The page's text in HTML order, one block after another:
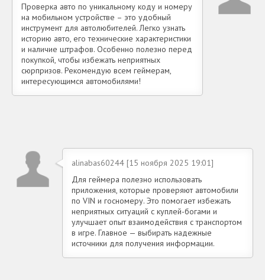
Проверка авто по уникальному коду и номеру
на мобильном устройстве – это удобный
инструмент для автолюбителей. Легко узнать
историю авто, его технические характеристики
и наличие штрафов. Особенно полезно перед
покупкой, чтобы избежать неприятных
сюрпризов. Рекомендую всем геймерам,
интересующимся автомобилями!
alinabas60244 [15 ноября 2025 19:01]
Для геймера полезно использовать
приложения, которые проверяют автомобили
по VIN и госномеру. Это помогает избежать
неприятных ситуаций с куплей-богами и
улучшает опыт взаимодействия с транспортом
в игре. Главное — выбирать надежные
источники для получения информации.